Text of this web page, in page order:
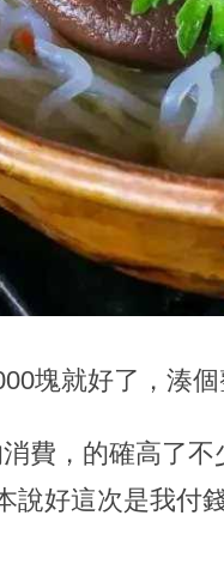
塊就好了，湊
費，的確高了
說好這次是我付